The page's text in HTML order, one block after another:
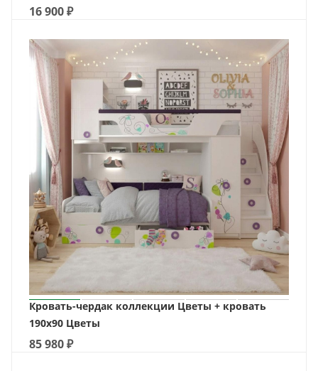
16 900₽
Кровать-чердак коллекции Цветы + кровать
190х90 Цветы
85 980₽